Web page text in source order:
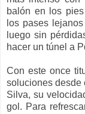
balón en los
los pases
luego sin
hacer un túnel a
Con este once
soluciones desde
Silva, su
gol. Para